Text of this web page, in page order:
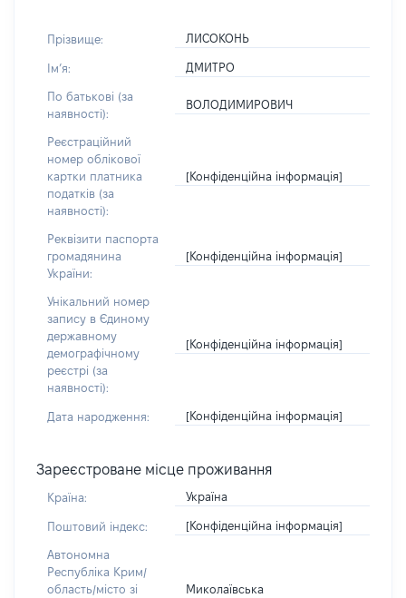
Прізвище: ЛИСОКОНЬ
Імʼя: ДМИТРО
По батькові (за
наявності):
ВОЛОДИМИРОВИЧ
Реєстраційний
номер облікової
картки платника
податків (за
наявності):
[Конфіденційна інформація]
Реквізити паспорта
громадянина
України:
[Конфіденційна інформація]
Унікальний номер
запису в Єдиному
державному
демографічному
реєстрі (за
наявності):
[Конфіденційна інформація]
Дата народження: [Конфіденційна інформація]
Зареєстроване місце проживання
Країна: Україна
Поштовий індекс: [Конфіденційна інформація]
Автономна
Республіка Крим/
область/місто зі
Миколаївська